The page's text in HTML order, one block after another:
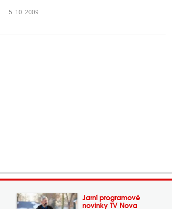
5. 10. 2009
Jarní programové
novinky TV Nova